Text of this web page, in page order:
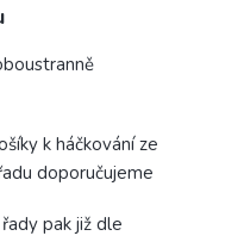
k háčkování ze
doporučujeme
pak již dle